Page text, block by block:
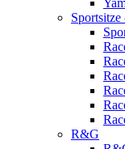
Sportsitze
R&G